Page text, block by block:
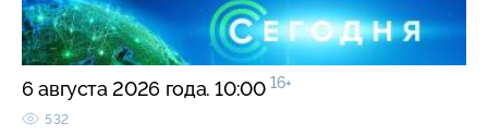
6 августа 2026 года. 10:00 16+
532